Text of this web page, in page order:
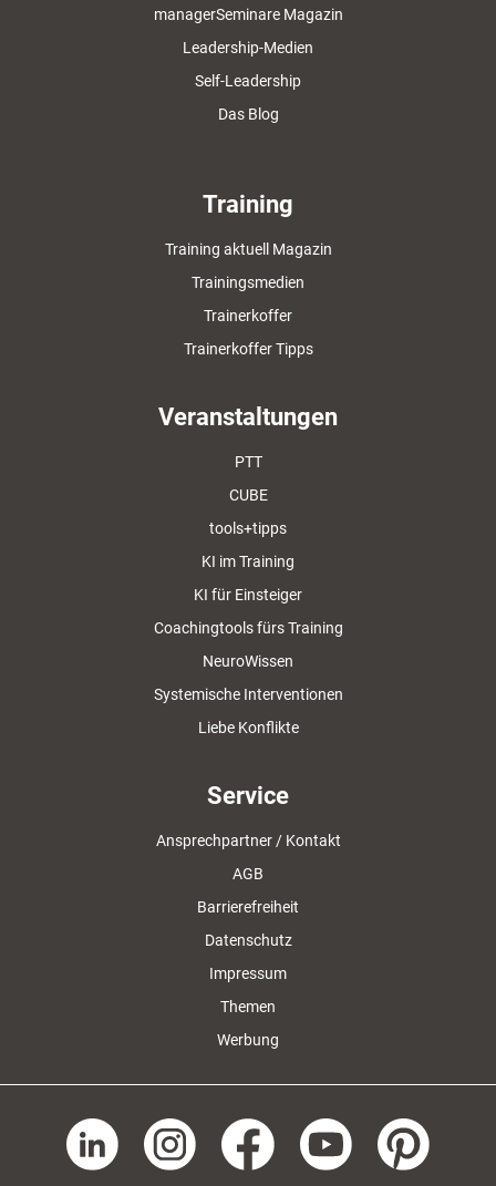
managerSeminare Magazin
Leadership-Medien
Self-Leadership
Das Blog
Training
Training aktuell Magazin
Trainingsmedien
Trainerkoffer
Trainerkoffer Tipps
Veranstaltungen
PTT
CUBE
tools+tipps
KI im Training
KI für Einsteiger
Coachingtools fürs Training
NeuroWissen
Systemische Interventionen
Liebe Konflikte
Service
Ansprechpartner / Kontakt
AGB
Barrierefreiheit
Datenschutz
Impressum
Themen
Werbung